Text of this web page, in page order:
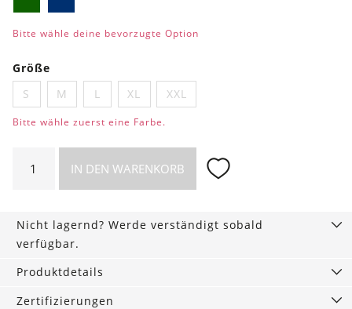
Bitte wähle deine bevorzugte Option
Größe
S
M L XL XXL
Bitte wähle zuerst eine Farbe.
Scott
Walnuss
IN DEN WARENKORB
Nicht lagernd? Werde verständigt sobald
verfügbar.
Produktdetails
Zertifizierungen